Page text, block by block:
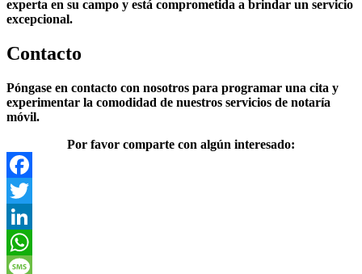
experta en su campo y está comprometida a brindar un servicio
excepcional.
Contacto
Póngase en contacto con nosotros para programar una cita y
experimentar la comodidad de nuestros servicios de notaría
móvil.
Por favor comparte con algún interesado: